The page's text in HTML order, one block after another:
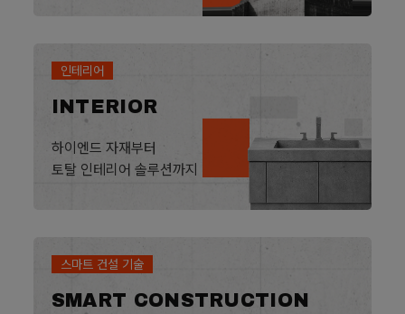
인테리어
INTERIOR
하이엔드 자재부터
토탈 인테리어 솔루션까지
스마트 건설 기술
SMART CONSTRUCTION